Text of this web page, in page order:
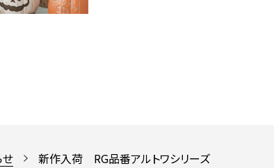
新作入荷 RG品番アルトワシリーズ